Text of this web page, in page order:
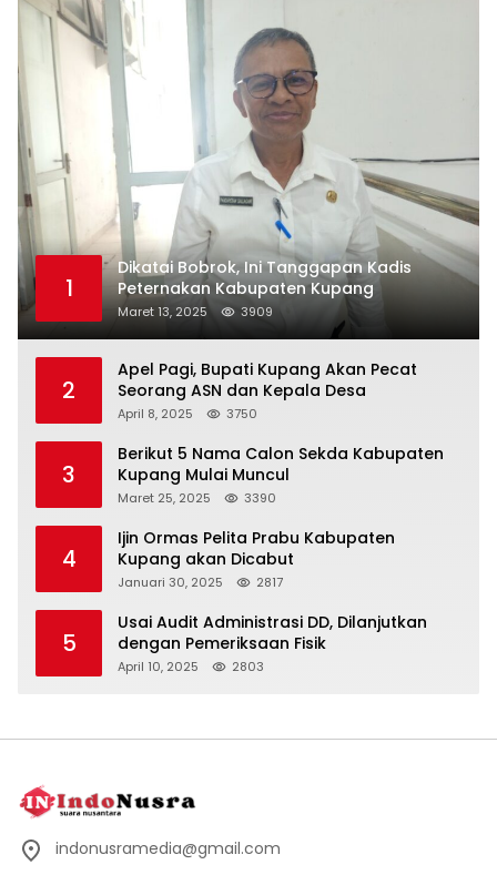
1
Dikatai Bobrok, Ini Tanggapan Kadis
Peternakan Kabupaten Kupang
Maret 13, 2025 3909
2
Apel Pagi, Bupati Kupang Akan Pecat
Seorang ASN dan Kepala Desa
April 8, 2025 3750
3
Berikut 5 Nama Calon Sekda Kabupaten
Kupang Mulai Muncul
Maret 25, 2025 3390
4
Ijin Ormas Pelita Prabu Kabupaten
Kupang akan Dicabut
Januari 30, 2025 2817
5
Usai Audit Administrasi DD, Dilanjutkan
dengan Pemeriksaan Fisik
April 10, 2025 2803
indonusramedia@gmail.com